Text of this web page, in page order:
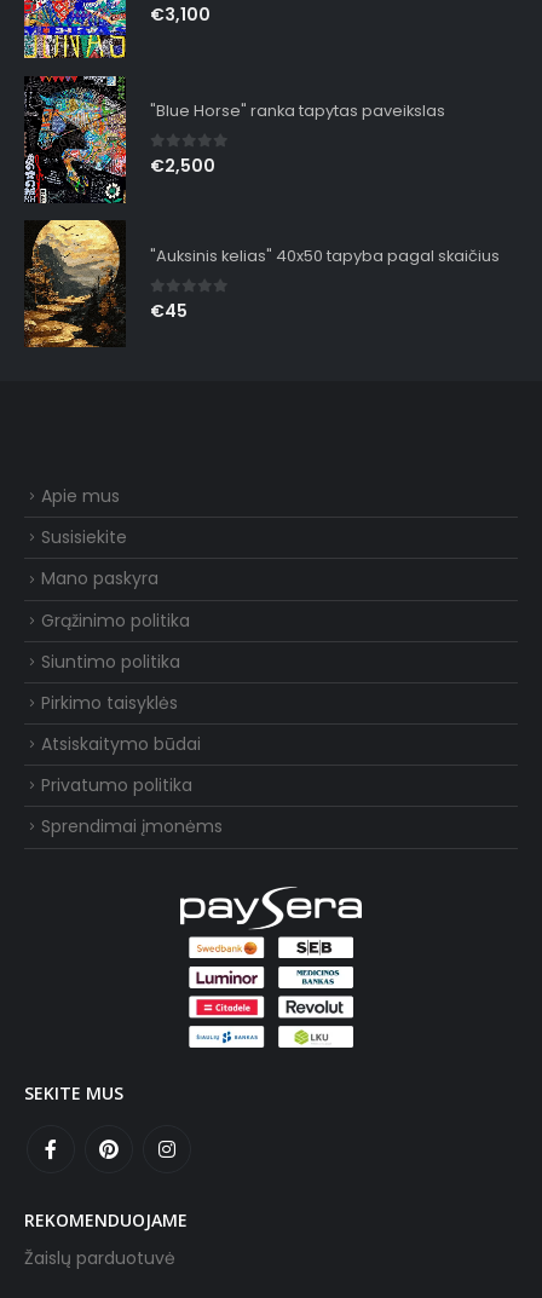
0out of 5
€3,100
"Blue Horse" ranka tapytas paveikslas
0out of 5
€2,500
"Auksinis kelias" 40x50 tapyba pagal skaičius
0out of 5
€45
Apie mus
Susisiekite
Mano paskyra
Grąžinimo politika
Siuntimo politika
Pirkimo taisyklės
Atsiskaitymo būdai
Privatumo politika
Sprendimai įmonėms
SEKITE MUS
REKOMENDUOJAME
Žaislų parduotuvė